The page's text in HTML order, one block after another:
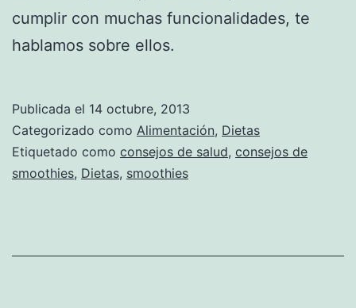
cumplir con muchas funcionalidades, te
hablamos sobre ellos.
Publicada el 14 octubre, 2013
Categorizado como Alimentación, Dietas
Etiquetado como consejos de salud, consejos de
smoothies, Dietas, smoothies